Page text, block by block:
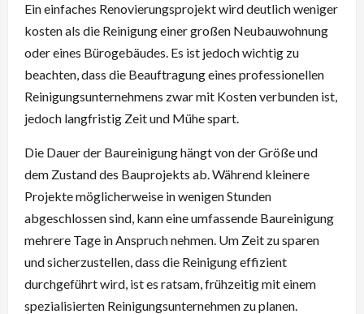
Ein einfaches Renovierungsprojekt wird deutlich weniger
kosten als die Reinigung einer großen Neubauwohnung
oder eines Bürogebäudes. Es ist jedoch wichtig zu
beachten, dass die Beauftragung eines professionellen
Reinigungsunternehmens zwar mit Kosten verbunden ist,
jedoch langfristig Zeit und Mühe spart.
Die Dauer der Baureinigung hängt von der Größe und
dem Zustand des Bauprojekts ab. Während kleinere
Projekte möglicherweise in wenigen Stunden
abgeschlossen sind, kann eine umfassende Baureinigung
mehrere Tage in Anspruch nehmen. Um Zeit zu sparen
und sicherzustellen, dass die Reinigung effizient
durchgeführt wird, ist es ratsam, frühzeitig mit einem
spezialisierten Reinigungsunternehmen zu planen.